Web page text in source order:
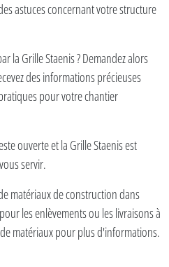
astuces concernant votre structure
la Grille Staenis ? Demandez alors
des informations précieuses
pour votre chantier
ouverte et la Grille Staenis est
servir.
matériaux de construction dans
les enlèvements ou les livraisons à
matériaux pour plus d'informations.